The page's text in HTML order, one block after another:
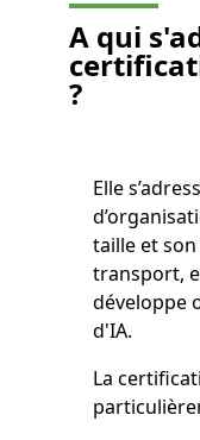
A qui
?
Elle
taille et
transport,
développe
d'IA.
La